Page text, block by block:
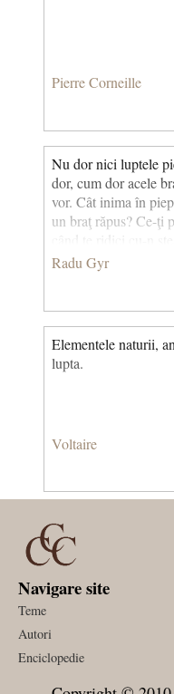
Pierre Corneille
Nu dor nici luptele
dor, cum dor acele
vor. Cât inima în
un braţ răpus? Ce-ţi
când te ridici cu-n
atunci când sângeri,
Adevăratele
Radu Gyr
Elementele naturii,
lupta.
Voltaire
Navigare site
Teme
Autori
Enciclopedie